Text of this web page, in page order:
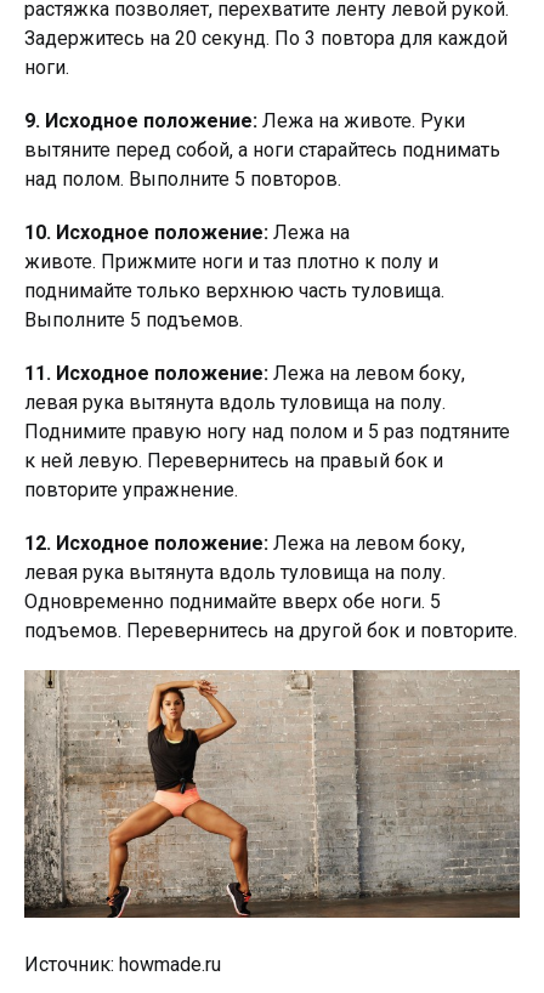
растяжка позволяет, перехватите ленту левой рукой.
Задержитесь на 20 секунд. По 3 повтора для каждой
ноги.
9. Исходное положение: Лежа на животе. Ру­ки
вытяните перед собой, а ноги старайтесь поднимать
над полом. Выполните 5 повторов.
10. Исходное положение: Лежа на
животе. Прижмите ноги и таз плотно к полу и
поднимайте только верхнюю часть туловища.
Выполните 5 подъемов.
11. Исходное положение: Лежа на левом боку,
левая рука вытянута вдоль туловища на полу.
Поднимите правую ногу над полом и 5 раз подтяните
к ней левую. Перевернитесь на правый бок и
повторите упражнение.
12. Исходное положение: Лежа на левом боку,
левая рука вытянута вдоль туловища на полу.
Одновременно поднимайте вверх обе ноги. 5
подъемов. Перевернитесь на другой бок и повторите.
Источник: howmade.ru